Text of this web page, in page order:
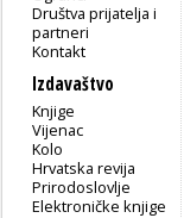
Društva prijatelja i
partneri
Kontakt
Izdavaštvo
Knjige
Vijenac
Kolo
Hrvatska revija
Prirodoslovlje
Elektroničke knjige